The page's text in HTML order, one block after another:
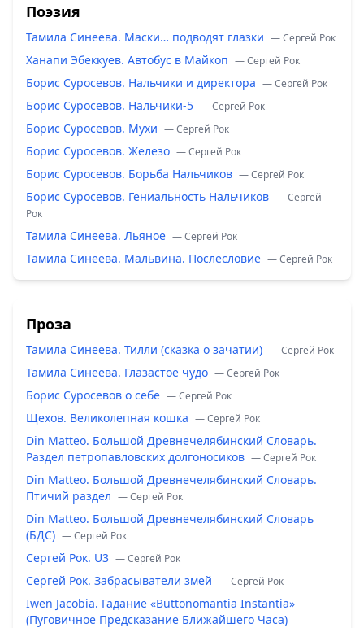
Поэзия
Тамила Синеева. Маски… подводят глазки — Сергей Рок
Ханапи Эбеккуев. Автобус в Майкоп — Сергей Рок
Борис Суросевов. Нальчики и директора — Сергей Рок
Борис Суросевов. Нальчики-5 — Сергей Рок
Борис Суросевов. Мухи — Сергей Рок
Борис Суросевов. Железо — Сергей Рок
Борис Суросевов. Борьба Нальчиков — Сергей Рок
Борис Суросевов. Гениальность Нальчиков — Сергей
Рок
Тамила Синеева. Льяное — Сергей Рок
Тамила Синеева. Мальвина. Послесловие — Сергей Рок
Проза
Тамила Синеева. Тилли (сказка о зачатии) — Сергей Рок
Тамила Синеева. Глазастое чудо — Сергей Рок
Борис Суросевов о себе — Сергей Рок
Щехов. Великолепная кошка — Сергей Рок
Din Matteo. Большой Древнечелябинский Словарь.
Раздел петропавловских долгоносиков — Сергей Рок
Din Matteo. Большой Древнечелябинский Словарь.
Птичий раздел — Сергей Рок
Din Matteo. Большой Древнечелябинский Словарь
(БДС) — Сергей Рок
Сергей Рок. U3 — Сергей Рок
Сергей Рок. Забрасыватели змей — Сергей Рок
Iwen Jacobia. Гадание «Buttonomantia Instantia»
(Пуговичное Предсказание Ближайшего Часа) —